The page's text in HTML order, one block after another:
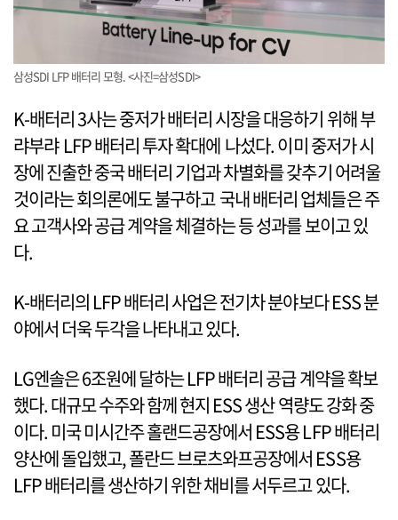
삼성SDI LFP 배터리 모형. <사진=삼성SDI>
K-배터리 3사는 중저가 배터리 시장을 대응하기 위해 부
랴부랴 LFP 배터리 투자 확대에 나섰다. 이미 중저가 시
장에 진출한 중국 배터리 기업과 차별화를 갖추기 어려울
것이라는 회의론에도 불구하고 국내 배터리 업체들은 주
요 고객사와 공급 계약을 체결하는 등 성과를 보이고 있
다.
K-배터리의 LFP 배터리 사업은 전기차 분야보다 ESS 분
야에서 더욱 두각을 나타내고 있다.
LG엔솔은 6조원에 달하는 LFP 배터리 공급 계약을 확보
했다. 대규모 수주와 함께 현지 ESS 생산 역량도 강화 중
이다. 미국 미시간주 홀랜드공장에서 ESS용 LFP 배터리
양산에 돌입했고, 폴란드 브로츠와프공장에서 ESS용
LFP 배터리를 생산하기 위한 채비를 서두르고 있다.